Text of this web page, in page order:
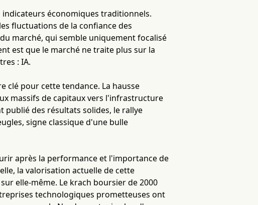
indicateurs économiques traditionnels.
fluctuations de la confiance des
marché, qui semble uniquement focalisé
est que le marché ne traite plus sur la
: IA.
clé pour cette tendance. La hausse
massifs de capitaux vers l'infrastructure
publié des résultats solides, le rallye
signe classique d'une bulle
après la performance et l'importance de
la valorisation actuelle de cette
elle-même. Le krach boursier de 2000
technologiques prometteuses ont